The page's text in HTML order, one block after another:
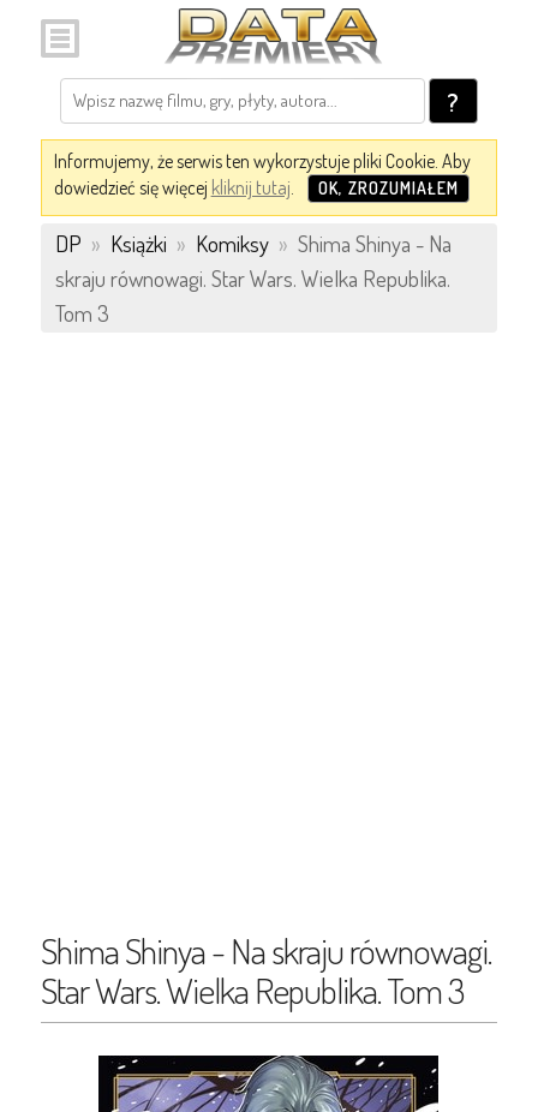
?
Informujemy, że serwis ten wykorzystuje pliki Cookie. Aby
dowiedzieć się więcej kliknij tutaj. OK, ZROZUMIAŁEM
DP » Książki » Komiksy » Shima Shinya - Na
skraju równowagi. Star Wars. Wielka Republika.
Tom 3
Shima Shinya - Na skraju równowagi.
Star Wars. Wielka Republika. Tom 3